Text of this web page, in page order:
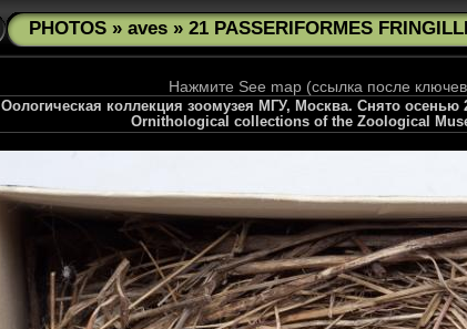
PHOTOS » aves » 21 PASSERIFORMES
Нажмите See map (ссылка после
Оологическая коллекция зоомузея МГУ, Москва. Снято
Ornithological collections of the Zoological